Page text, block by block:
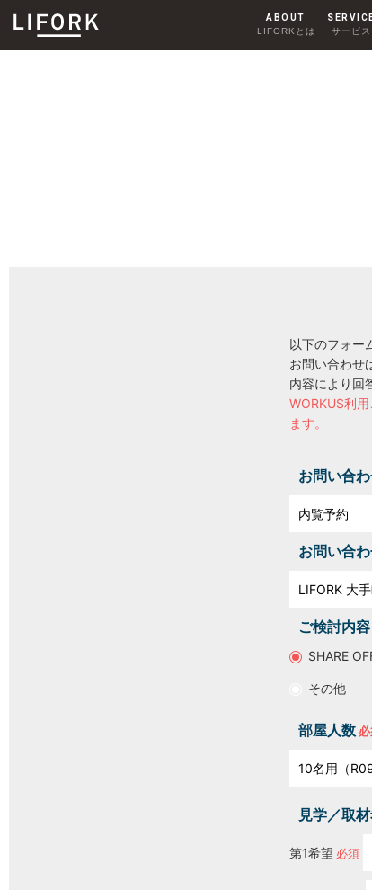
ABOUT
LIFORKとは サービス
SHARE OFFICE
以下のフォー
お問い合わせ
内容により回
WORKUS利用
ます。
お問い合
お問い合
ご検討内容
SHARE
その他
部屋人数
見学／取
第1希望